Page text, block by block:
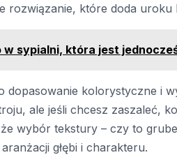
rozwiązanie, które doda uroku
w sypialni, która jest
dopasowanie kolorystyczne i
ale jeśli chcesz zaszaleć,
wybór tekstury – czy to
głębi i charakteru.